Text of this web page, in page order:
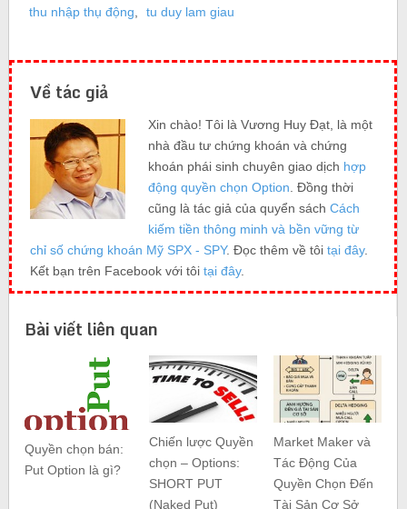
thu nhập thụ động
tu duy lam giau
Về tác giả
Xin chào! Tôi là Vương Huy Đạt, là một
nhà đầu tư chứng khoán và chứng
khoán phái sinh chuyên giao dịch hợp
động quyền chọn Option . Đồng thời
cũng là tác giả của quyển sách Cách
kiếm tiền thông minh và bền vững từ
chỉ số chứng khoán Mỹ SPX - SPY. Đọc thêm về tôi tại đây.
Kết bạn trên Facebook với tôi tại đây.
Bài viết liên quan
Quyền chọn bán:
Put Option là gì?
Chiến lược Quyền
chọn – Options:
SHORT PUT
(Naked Put)
Market Maker và
Tác Động Của
Quyền Chọn Đến
Tài Sản Cơ Sở